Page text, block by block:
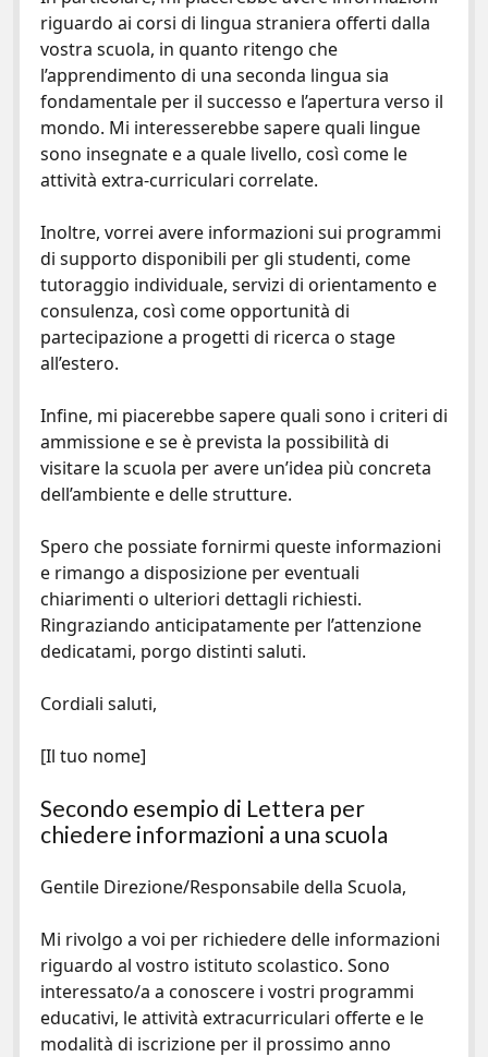
riguardo ai corsi di lingua straniera offerti dalla
vostra scuola, in quanto ritengo che
l’apprendimento di una seconda lingua sia
fondamentale per il successo e l’apertura verso il
mondo. Mi interesserebbe sapere quali lingue
sono insegnate e a quale livello, così come le
attività extra-curriculari correlate.
Inoltre, vorrei avere informazioni sui programmi
di supporto disponibili per gli studenti, come
tutoraggio individuale, servizi di orientamento e
consulenza, così come opportunità di
partecipazione a progetti di ricerca o stage
all’estero.
Infine, mi piacerebbe sapere quali sono i criteri di
ammissione e se è prevista la possibilità di
visitare la scuola per avere un’idea più concreta
dell’ambiente e delle strutture.
Spero che possiate fornirmi queste informazioni
e rimango a disposizione per eventuali
chiarimenti o ulteriori dettagli richiesti.
Ringraziando anticipatamente per l’attenzione
dedicatami, porgo distinti saluti.
Cordiali saluti,
[Il tuo nome]
Secondo esempio di Lettera per
chiedere informazioni a una scuola
Gentile Direzione/Responsabile della Scuola,
Mi rivolgo a voi per richiedere delle informazioni
riguardo al vostro istituto scolastico. Sono
interessato/a a conoscere i vostri programmi
educativi, le attività extracurriculari offerte e le
modalità di iscrizione per il prossimo anno